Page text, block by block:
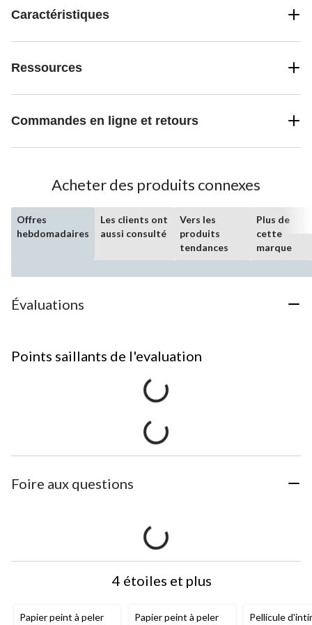
Caractéristiques
Ressources
Commandes en ligne et retours
Acheter des produits connexes
Offres
hebdomadaires
Les clients ont
aussi consulté
Vers les
produits
tendances
Plus de
cette
marque
Évaluations
Points saillants de l'evaluation
Foire aux questions
4 étoiles et plus
Papier peint à peler
Papier peint à peler
Pellicule